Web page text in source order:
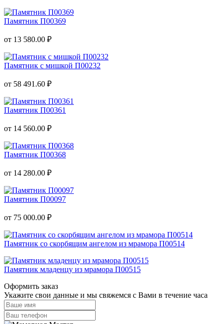
Памятник П00369
от 13 580.00 ₽
Памятник с мишкой П00232
от 58 491.60 ₽
Памятник П00361
от 14 560.00 ₽
Памятник П00368
от 14 280.00 ₽
Памятник П00097
от 75 000.00 ₽
Памятник со скорбящим ангелом из мрамора П00514
Памятник младенцу из мрамора П00515
Оформить заказ
Укажите свои данные и мы свяжемся с Вами в течение часа